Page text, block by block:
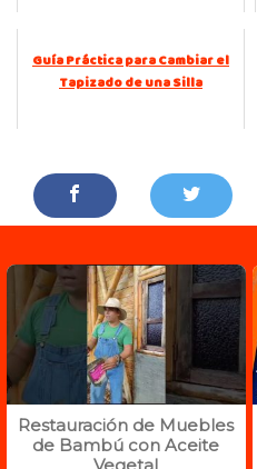
Guía Práctica para Cambiar el
Tapizado de una Silla
Restauración de Muebles
de Bambú con Aceite